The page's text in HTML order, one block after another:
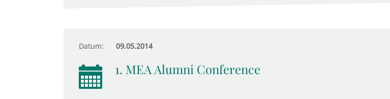
Datum: 09.05.2014
1. MEA Alumni Conference